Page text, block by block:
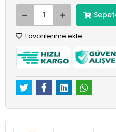
Favorilerime ekle